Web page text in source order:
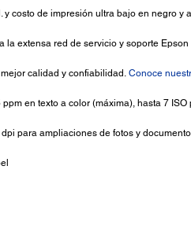
costo de impresión ultra bajo en negro y
la extensa red de servicio y soporte Epson
calidad y confiabilidad. Conoce
en texto a color (máxima), hasta 7
para ampliaciones de fotos y